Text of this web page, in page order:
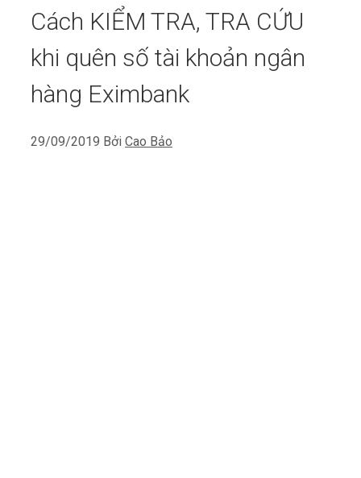
Cách KIỂM TRA, TRA CỨU
khi quên số tài khoản ngân
hàng Eximbank
29/09/2019 Bởi Cao Bảo